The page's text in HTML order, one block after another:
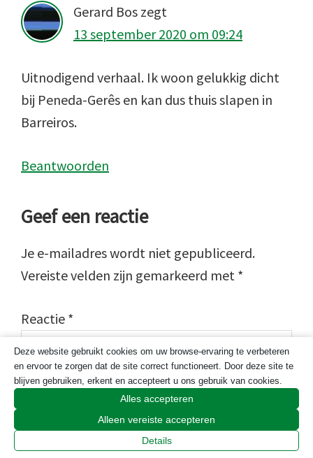
Gerard Bos zegt
13 september 2020 om 09:24
Uitnodigend verhaal. Ik woon gelukkig dicht
bij Peneda-Gerês en kan dus thuis slapen in
Barreiros.
Beantwoorden
Geef een reactie
Je e-mailadres wordt niet gepubliceerd.
Vereiste velden zijn gemarkeerd met *
Reactie *
Deze website gebruikt cookies om uw browse-ervaring te verbeteren
en ervoor te zorgen dat de site correct functioneert. Door deze site te
blijven gebruiken, erkent en accepteert u ons gebruik van cookies.
Alles accepteren
Alleen vereiste accepteren
Details